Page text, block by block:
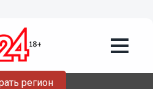
регион
отравилось